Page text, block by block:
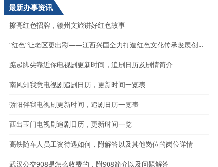
最新办事资讯
擦亮红色招牌，赣州文旅讲好红色故事
“红色”让老区更出彩——江西兴国全力打造红色文化传承发展创新示范区
踮起脚尖靠近你电视剧更新时间，追剧日历及剧情简介
南风知我意电视剧追剧日历，更新时间一览表
骄阳伴我电视剧更新时间，追剧日历一览表
西出玉门电视剧追剧日历，更新时间一览
高铁随车人员工资待遇如何，附解答以及其他岗位的岗位详情
武汉公交908是怎么收费的，附908简介以及问题解答